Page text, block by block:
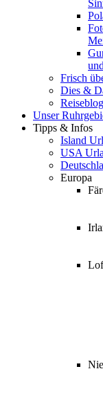
Frisch
Dies &
Unser
Tipps & Infos
Island
USA
Europa